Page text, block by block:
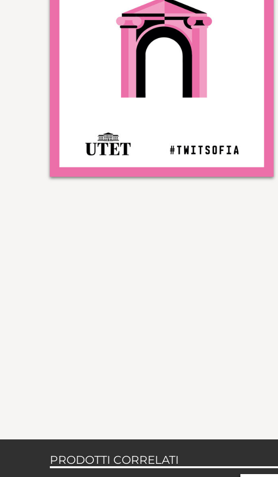
PRODOTTI CORRELATI